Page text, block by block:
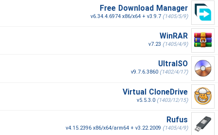
Free Download Manager
v6.34.4.6974 x86/x64 + v3.9.7 (1405/5/9)
WinRAR
v7.23 (1405/4/9)
UltraISO
v9.7.6.3860 (1402/4/17)
Virtual CloneDrive
v5.5.3.0 (1403/12/15)
Rufus
v4.15.2396 x86/x64/arm64 + v3.22.2009 (1405/4/9)